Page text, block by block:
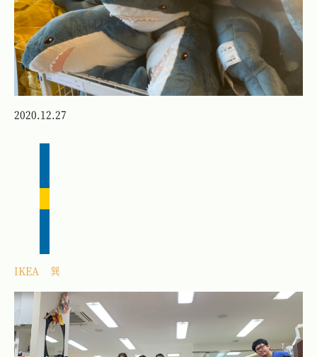
2020.12.27
IKEA 巽